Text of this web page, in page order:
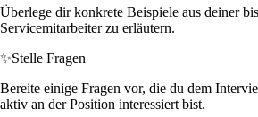
Überlege dir konkrete Beispiele aus deiner
Servicemitarbeiter zu erläutern.
✨Stelle Fragen
Bereite einige Fragen vor, die du dem
aktiv an der Position interessiert bist.